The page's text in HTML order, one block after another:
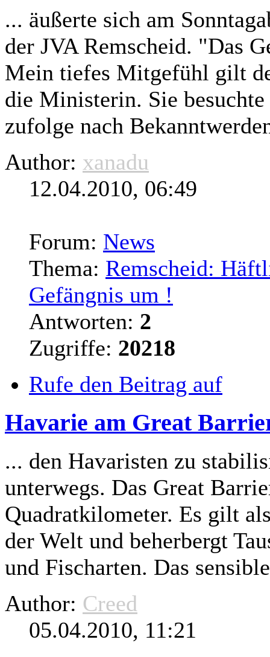
... äußerte sich am
der JVA Remscheid. "Das
Mein tiefes Mitgefühl gilt
die Ministerin. Sie
zufolge nach
Author: xanadu
12.04.2010, 06:49
Forum: News
Thema: Remscheid:
Gefängnis um !
Antworten: 2
Zugriffe: 20218
Rufe den Beitrag auf
Havarie am Great
... den Havaristen zu
unterwegs. Das Great
Quadratkilometer. Es gilt
der Welt und beherbergt
und Fischarten. Das
Author: Creed
05.04.2010, 11:21